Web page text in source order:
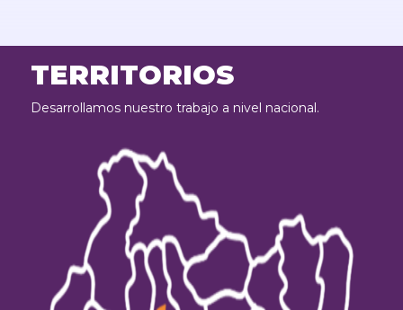
TERRITORIOS
Desarrollamos nuestro trabajo a nivel nacional.